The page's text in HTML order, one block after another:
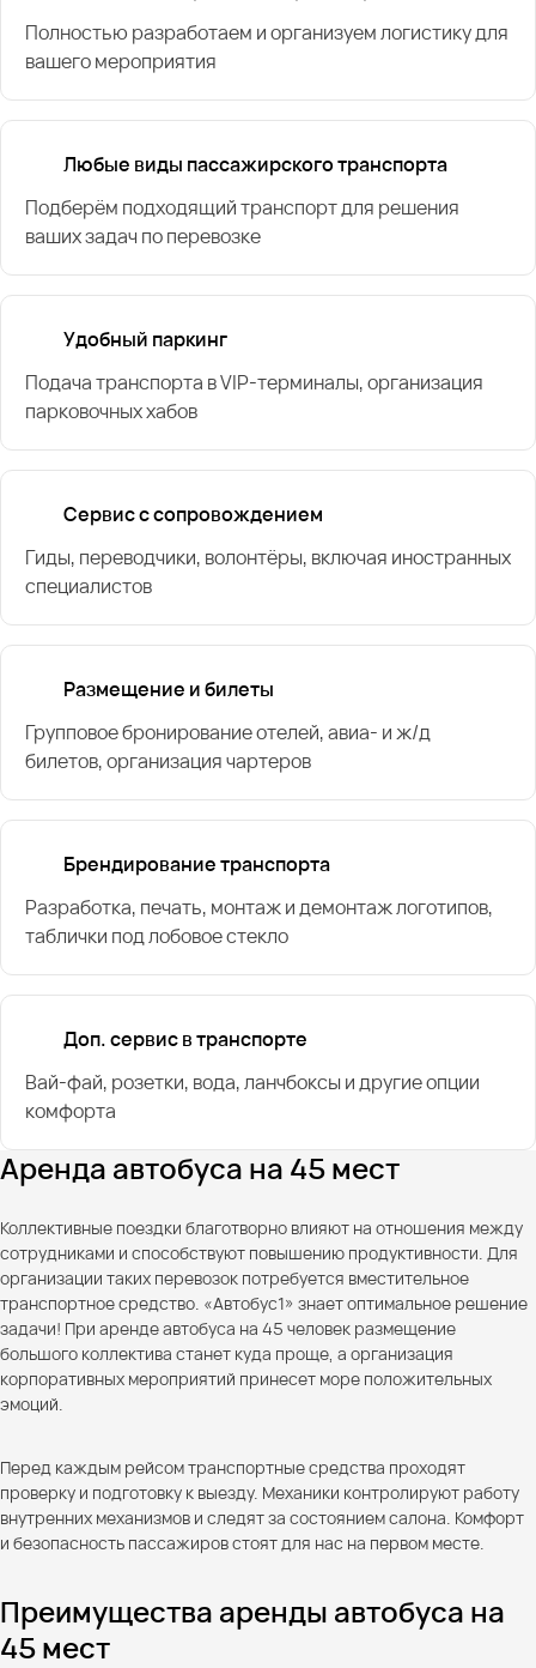
Полностью разработаем и организуем логистику для
вашего мероприятия
Любые виды пассажирского транспорта
Подберём подходящий транспорт для решения
ваших задач по перевозке
Удобный паркинг
Подача транспорта в VIP-терминалы, организация
парковочных хабов
Сервис с сопровождением
Гиды, переводчики, волонтёры, включая иностранных
специалистов
Размещение и билеты
Групповое бронирование отелей, авиа- и ж/д
билетов, организация чартеров
Брендирование транспорта
Разработка, печать, монтаж и демонтаж логотипов,
таблички под лобовое стекло
Доп. сервис в транспорте
Вай-фай, розетки, вода, ланчбоксы и другие опции
комфорта
Аренда автобуса на 45 мест
Коллективные поездки благотворно влияют на отношения между
сотрудниками и способствуют повышению продуктивности. Для
организации таких перевозок потребуется вместительное
транспортное средство. «Автобус1» знает оптимальное решение
задачи! При аренде автобуса на 45 человек размещение
большого коллектива станет куда проще, а организация
корпоративных мероприятий принесет море положительных
эмоций.
Перед каждым рейсом транспортные средства проходят
проверку и подготовку к выезду. Механики контролируют работу
внутренних механизмов и следят за состоянием салона. Комфорт
и безопасность пассажиров стоят для нас на первом месте.
Преимущества аренды автобуса на
45 мест